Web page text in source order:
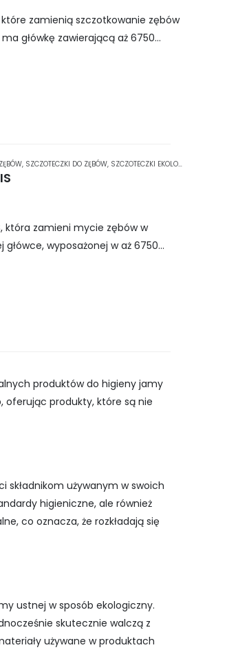
zamienią szczotkowanie zębów
główkę zawierającą aż 6750
nieczystości. W zestawie…
, SZCZOTECZKI DO ZĘBÓW, SZCZOTECZKI EKOLOGICZNE
która zamieni mycie zębów w
wyposażonej w aż 6750
zanieczyszczeń.
produktów do higieny jamy
oferując produkty, które są nie
składnikom używanym w swoich
higieniczne, ale również
co oznacza, że rozkładają się
ustnej w sposób ekologiczny.
skutecznie walczą z
używane w produktach